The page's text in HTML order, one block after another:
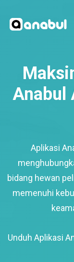
Anabul
Aplikasi
bidang hewan
memenuhi
Unduh Aplikasi